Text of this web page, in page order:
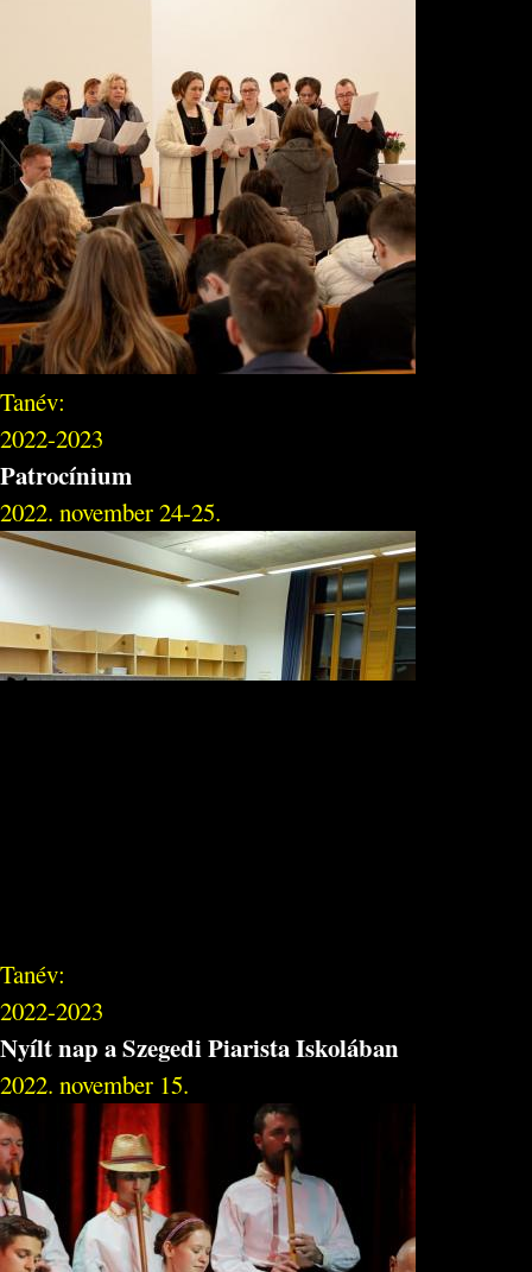
Tanév:
2022-2023
Patrocínium
2022. november 24-25.
Tanév:
2022-2023
Nyílt nap a Szegedi Piarista Iskolában
2022. november 15.